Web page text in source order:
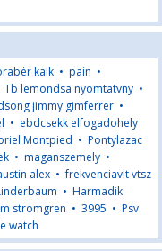
kalk • pain •
Tb lemondsa nyomtatvny •
jimmy gimferrer •
• ebdcsekk elfogadohely
Montpied • Pontylazac
• maganszemely •
alex •frekvenciavlt vtsz
• Harmadik
stromgren • 3995 • Psv
watch